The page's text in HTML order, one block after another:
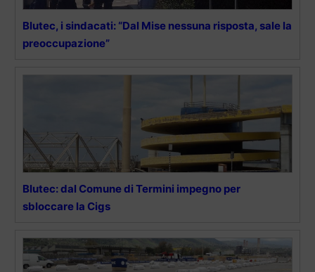
Blutec, i sindacati: “Dal Mise nessuna risposta, sale la
preoccupazione”
Blutec: dal Comune di Termini impegno per
sbloccare la Cigs